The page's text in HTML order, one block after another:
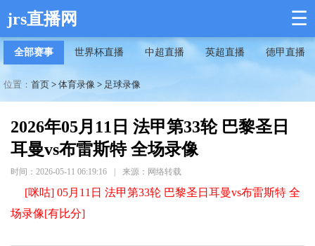
jrs直播网 ☰
全部赛事 世界杯直播 中超直播 英超直播 德甲直播
位置： 首页 > 体育录像 > 足球录像
2026年05月11日 法甲第33轮 巴黎圣日
耳曼vs布雷斯特 全场录像
时间：2026-05-11 06:19:16 来源：网络转载
[咪咕] 05月11日 法甲第33轮 巴黎圣日耳曼vs布雷斯特 全
场录像[有比分]